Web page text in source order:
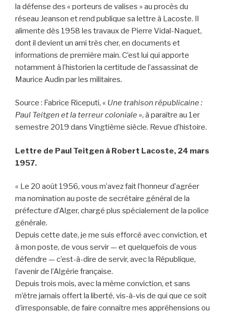
la défense des « porteurs de valises » au procès du
réseau Jeanson et rend publique sa lettre à Lacoste. Il
alimente dès 1958 les travaux de Pierre Vidal-Naquet,
dont il devient un ami très cher, en documents et
informations de première main. C’est lui qui apporte
notamment à l’historien la certitude de l’assassinat de
Maurice Audin par les militaires.
Source : Fabrice Riceputi, « Une trahison républicaine :
Paul Teitgen et la terreur coloniale », à paraître au 1er
semestre 2019 dans Vingtième siècle. Revue d’histoire.
Lettre de Paul Teitgen à Robert Lacoste, 24 mars
1957.
« Le 20 août 1956, vous m’avez fait l’honneur d’agréer
ma nomination au poste de secrétaire général de la
préfecture d’Alger, chargé plus spécialement de la police
générale.
Depuis cette date, je me suis efforcé avec conviction, et
à mon poste, de vous servir — et quelquefois de vous
défendre — c’est-à-dire de servir, avec la République,
l’avenir de l’Algérie française.
Depuis trois mois, avec la même conviction, et sans
m’être jamais offert la liberté, vis-à-vis de qui que ce soit
d’irresponsable, de faire connaître mes appréhensions ou